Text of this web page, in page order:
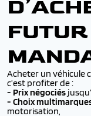
Acheter un véhicule
c’est profiter de :
- Prix négociés
- Choix
motorisation,